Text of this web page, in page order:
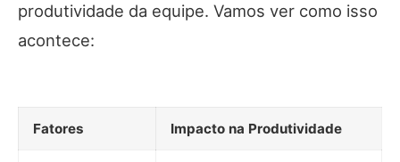
produtividade da equipe. Vamos ver como isso
acontece:
Fatores Impacto na Produtividade